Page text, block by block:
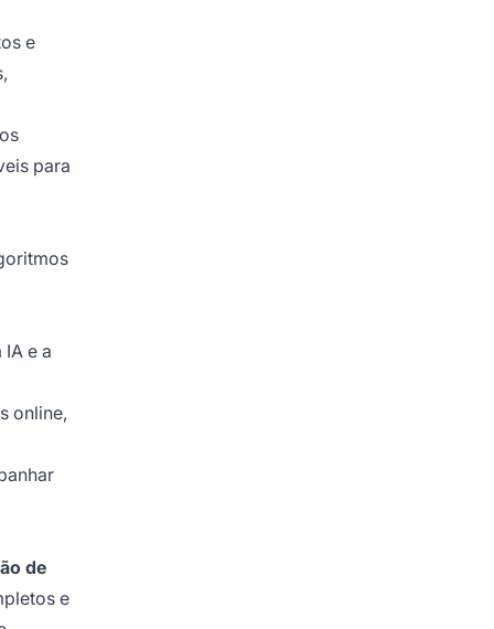
e
para
e a
online,
de
e